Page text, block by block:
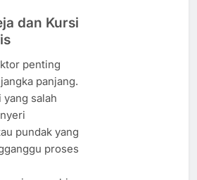
dan Kursi
penting
panjang.
yang salah
pundak yang
proses